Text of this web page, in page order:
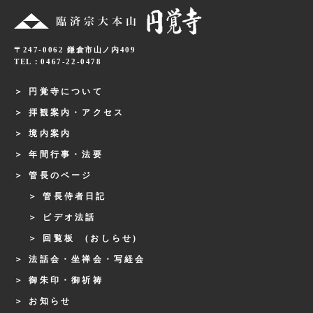
〒247-0062 鎌倉市山ノ内409
TEL：0467-22-0478
円覚寺について
拝観案内・アクセス
境内案内
年間行事・法要
管長のページ
管長侍者日記
ビデオ法話
回覧板 (おしらせ)
法話会・坐禅会・写経会
御朱印・御祈祷
お知らせ